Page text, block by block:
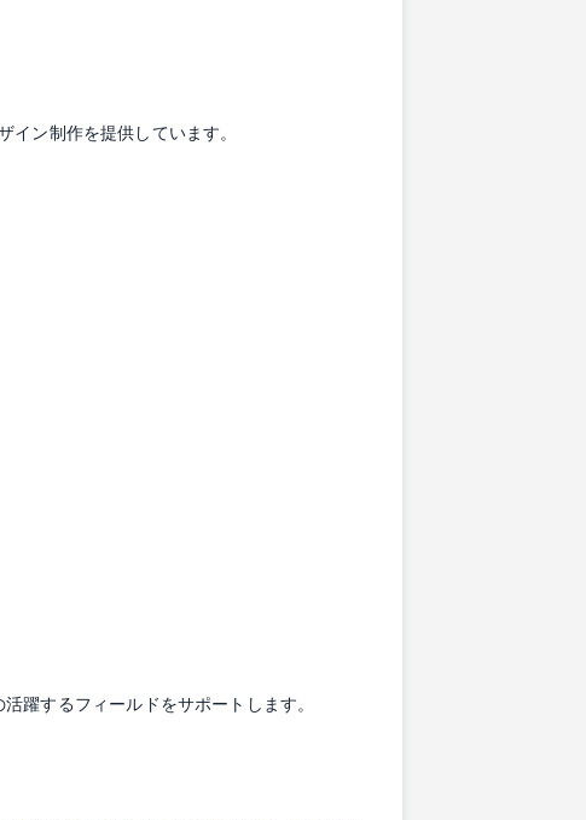
イン制作を提供しています。
躍するフィールドをサポートします。